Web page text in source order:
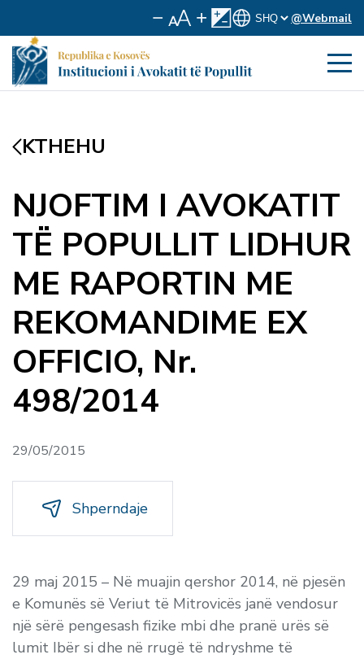
@Webmail
KTHEHU
NJOFTIM I AVOKATIT
TË POPULLIT LIDHUR
ME RAPORTIN ME
REKOMANDIME EX
OFFICIO, Nr.
498/2014
29/05/2015
Shperndaje
29 maj 2015 – Në muajin qershor 2014, në pjesën
e Komunës së Veriut të Mitrovicës janë vendosur
një sërë pengesash fizike mbi dhe pranë urës së
lumit Ibër si dhe në rrugë të ndryshme të